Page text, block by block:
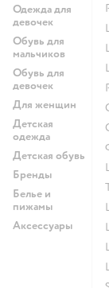
Одежда для
девочек
Обувь для
мальчиков
Обувь для
девочек
Для женщин
Детская
одежда
Детская обувь
Бренды
Белье и
пижамы
Аксессуары